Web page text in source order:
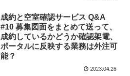
成約と空室確認サービス Q&A
#10 募集図面をまとめて送って、
成約しているかどうか確認架電、
ポータルに反映する業務は外注可
能？
2023.04.26